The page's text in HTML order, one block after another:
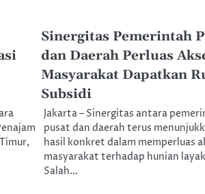
Sinergitas Pemerintah
dan Daerah Perluas
Masyarakat Dapatkan
Subsidi
Jakarta – Sinergitas antara
pusat dan daerah terus
hasil konkret dalam memperluas
masyarakat terhadap hunian
Salah…